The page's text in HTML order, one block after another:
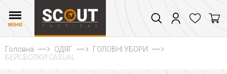
МЕНЮ
Головна ОДЯГ
ГОЛОВНІ УБОРИ
БЕЙСБОЛКИ CASUAL